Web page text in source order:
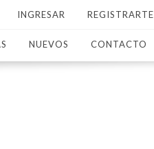
INGRESAR REGISTRARTE
NUEVOS CONTACTO